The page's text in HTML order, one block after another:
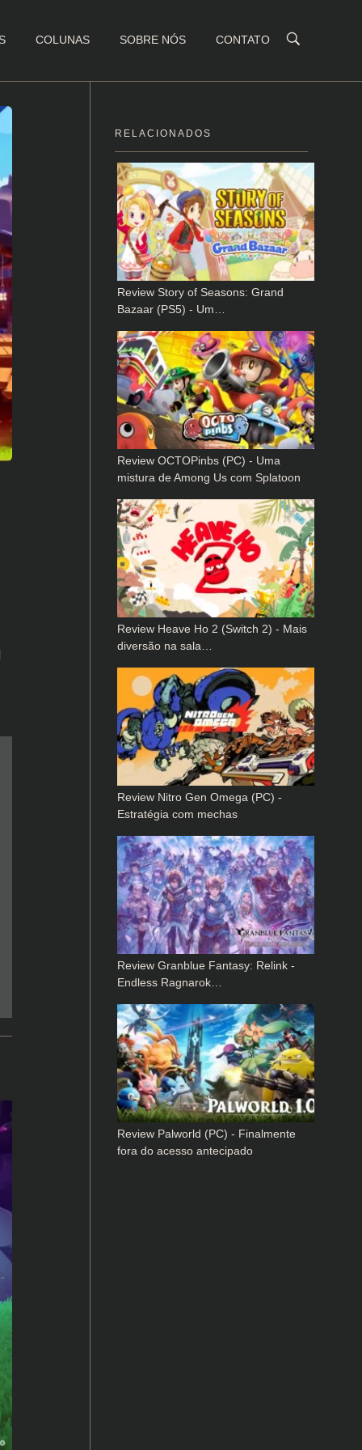
COLUNAS SOBRE NÓS CONTATO
RELACIONADOS
Review Story of Seasons: Grand
Bazaar (PS5) - Um…
Review OCTOPinbs (PC) - Uma
mistura de Among Us com Splatoon
Review Heave Ho 2 (Switch 2) - Mais
diversão na sala…
Review Nitro Gen Omega (PC) -
Estratégia com mechas
Review Granblue Fantasy: Relink -
Endless Ragnarok…
Review Palworld (PC) - Finalmente
fora do acesso antecipado